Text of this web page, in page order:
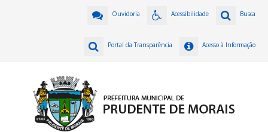
Busca
Acessibilidade
Ouvidoria
Acesso à Informação
Portal da Transparência